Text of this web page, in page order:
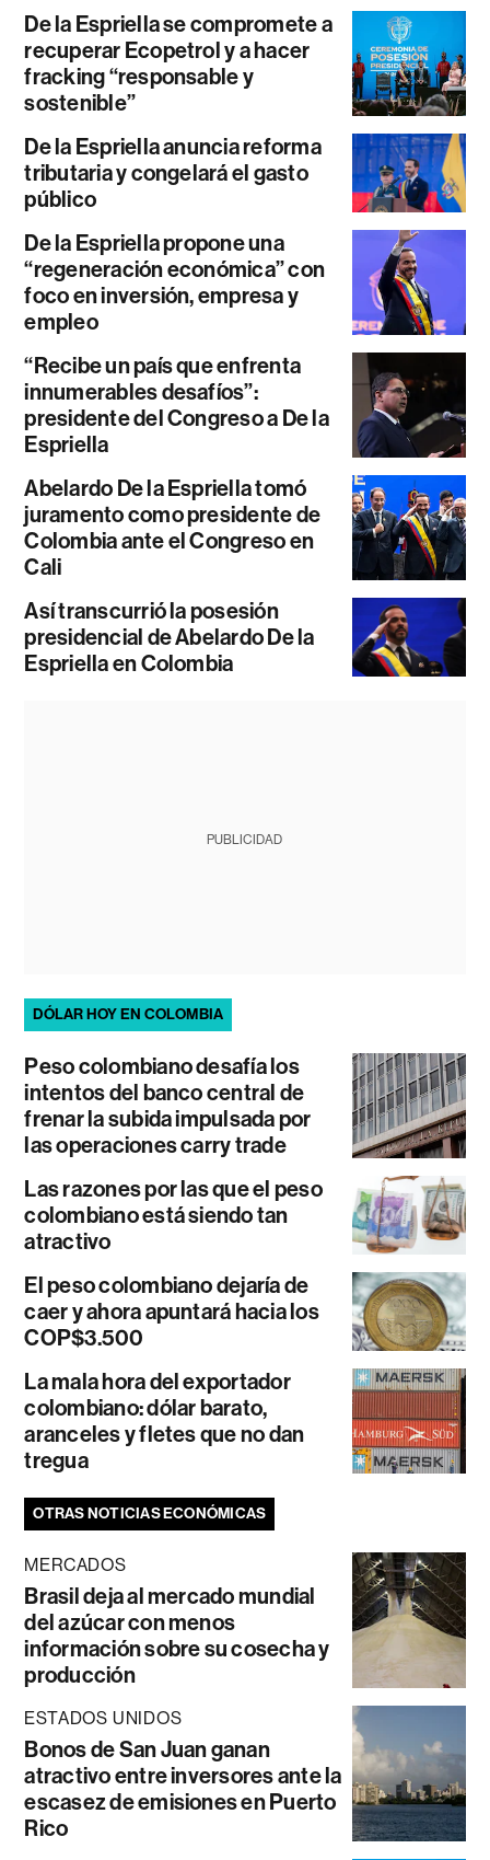
De la Espriella se compromete a
recuperar Ecopetrol y a hacer
fracking “responsable y
sostenible”
De la Espriella anuncia reforma
tributaria y congelará el gasto
público
De la Espriella propone una
“regeneración económica” con
foco en inversión, empresa y
empleo
“Recibe un país que enfrenta
innumerables desafíos”:
presidente del Congreso a De la
Espriella
Abelardo De la Espriella tomó
juramento como presidente de
Colombia ante el Congreso en
Cali
Así transcurrió la posesión
presidencial de Abelardo De la
Espriella en Colombia
PUBLICIDAD
DÓLAR HOY EN COLOMBIA
Peso colombiano desafía los
intentos del banco central de
frenar la subida impulsada por
las operaciones carry trade
Las razones por las que el peso
colombiano está siendo tan
atractivo
El peso colombiano dejaría de
caer y ahora apuntará hacia los
COP$3.500
La mala hora del exportador
colombiano: dólar barato,
aranceles y fletes que no dan
tregua
OTRAS NOTICIAS ECONÓMICAS
MERCADOS
Brasil deja al mercado mundial
del azúcar con menos
información sobre su cosecha y
producción
ESTADOS UNIDOS
Bonos de San Juan ganan
atractivo entre inversores ante la
escasez de emisiones en Puerto
Rico